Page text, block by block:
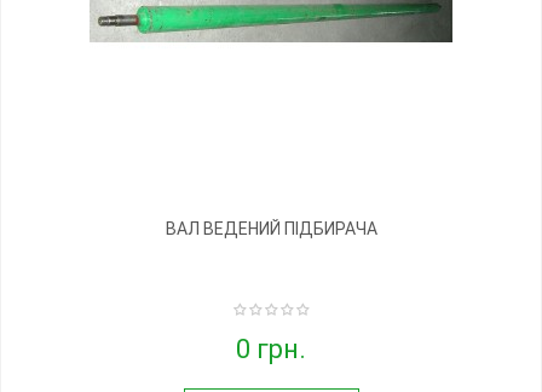
ВАЛ ВЕДЕНИЙ ПІДБИРАЧА
0 грн.